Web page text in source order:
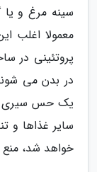
سینه مرغ و یا
معمولا اغلب
پروتئینی در
در بدن می
یک حس سیری
سایر غذاها و
خواهد شد، منع